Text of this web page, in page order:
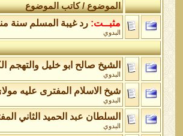
الموضوع/كاتب الموضوع
مثبــت: رد غيبة المسلم سنة
البدوي
الشيخ صالح ابو خليل والتهجم الكاذب عليه سنة
البدوي
شيخ الاسلام المفترى عليه
البدوي
السلطان عبد الحميد الثاني
البدوي